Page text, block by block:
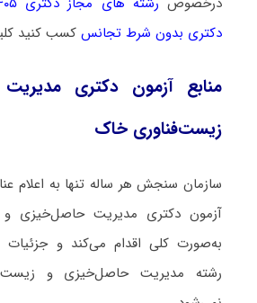
دکتری بدون شرط تجانسکسب کنید
منابع آزمون دکتری
زیست‌فناوری خاک
سازمان سنجش هر ساله تنها به اعلام
آزمون دکتری مدیریت حاصل‌خیزی
به‌صورت کلی اقدام می‌کند و جزئیات
رشته مدیریت حاصل‌خیزی و